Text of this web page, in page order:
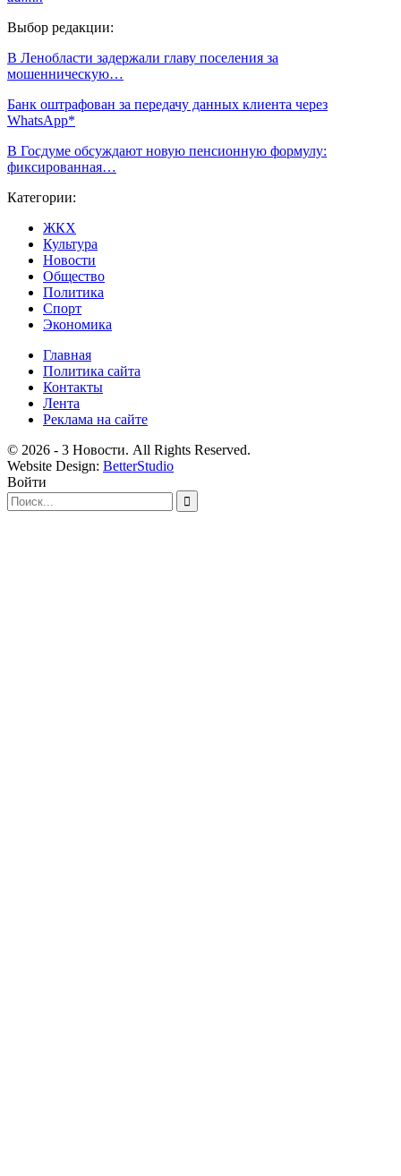
Выбор редакции:
В Ленобласти задержали главу поселения за
мошенническую…
Банк оштрафован за передачу данных клиента через
WhatsApp*
В Госдуме обсуждают новую пенсионную формулу:
фиксированная…
Категории:
ЖКХ
Культура
Новости
Общество
Политика
Спорт
Экономика
Главная
Политика сайта
Контакты
Лента
Реклама на сайте
© 2026 - 3 Новости. All Rights Reserved.
Website Design: BetterStudio
Войти